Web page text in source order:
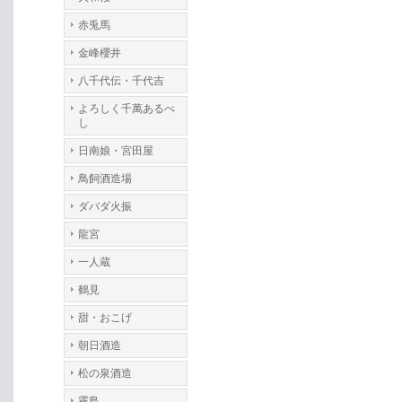
赤兎馬
金峰櫻井
八千代伝・千代吉
よろしく千萬あるべ
し
日南娘・宮田屋
鳥飼酒造場
ダバダ火振
龍宮
一人蔵
鶴見
甜・おこげ
朝日酒造
松の泉酒造